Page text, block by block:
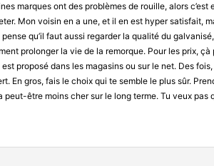
marques ont des problèmes de rouille, alors c’est
Mon voisin en a une, et il en est hyper satisfait,
pense qu’il faut aussi regarder la qualité du
prolonger la vie de la remorque. Pour les prix,
proposé dans les magasins ou sur le net. Des
En gros, fais le choix qui te semble le plus sûr.
peut-être moins cher sur le long terme. Tu veux pas